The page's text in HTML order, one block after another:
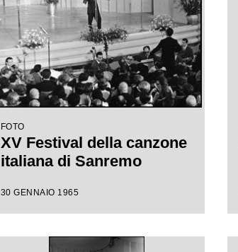
FOTO
XV Festival della canzone
italiana di Sanremo
30 GENNAIO 1965